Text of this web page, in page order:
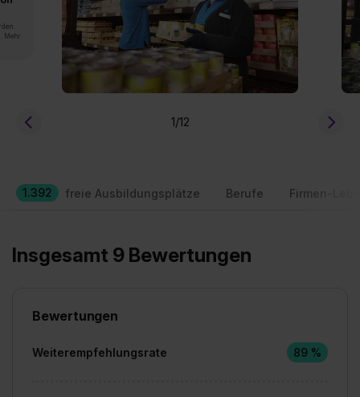
Mehr
1/12
1.392 freie Ausbildungsplätze Berufe Firmen-
Insgesamt 9 Bewertungen
Bewertungen
Weiterempfehlungsrate 89 %